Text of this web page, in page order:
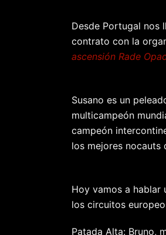
Desde Portugal nos
contrato con la
ascensión Rade
Susano es un
multicampeón
campeón
los mejores nocauts
Hoy vamos a hablar
los circuitos
Patada Alta: Bruno,